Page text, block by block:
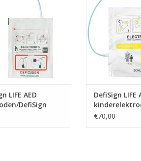
de LIFE AED en voor
en kinderen bij de
Pocket Plus AED.
AAN WINKELWAGEN
LIFE AED
DefiSign
AED
worden
van 1 tot 8 jaar
onder
TOEVOEGEN AAN
DefiSign LIFE
€70,00